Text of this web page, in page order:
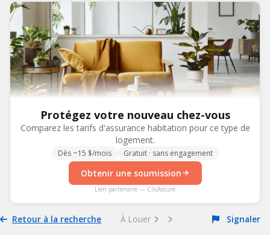
Protégez votre nouveau chez-vous
Comparez les tarifs d'assurance habitation pour ce type de
logement.
Dès ~15 $/mois Gratuit · sans engagement
Obtenir une soumission
Lien partenaire — ClicAssure
Retour à la recherche À Louer Signaler